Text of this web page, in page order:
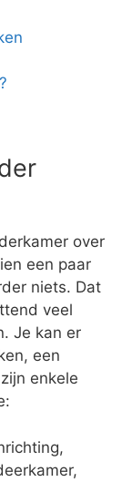
over
een paar
niets. Dat
veel
Je kan er
een
enkele